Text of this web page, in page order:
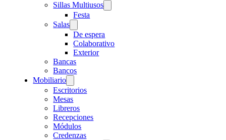
Sillas Multiusos
Festa
Salas
De espera
Colaborativo
Exterior
Bancas
Bancos
Mobiliario
Escritorios
Mesas
Libreros
Recepciones
Módulos
Credenzas